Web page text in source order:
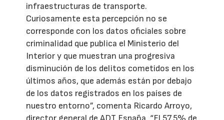
infraestructuras de transporte.
Curiosamente esta percepción no se
corresponde con los datos oficiales sobre
criminalidad que publica el Ministerio del
Interior y que muestran una progresiva
disminución de los delitos cometidos en los
últimos años, que además están por debajo
de los datos registrados en los países de
nuestro entorno”, comenta Ricardo Arroyo,